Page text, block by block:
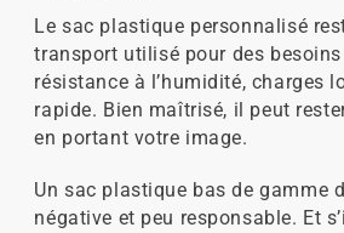
Le sac plastique personnalisé
transport utilisé pour des
résistance à l’humidité, charges
rapide. Bien maîtrisé, il peut
en portant votre image.
Un sac plastique bas de gamme
négative et peu responsable. Et